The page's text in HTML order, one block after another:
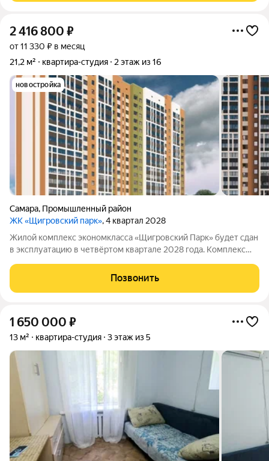
2 416 800 ₽
от 11 330 ₽ в месяц
21,2 м²
квартира-студия 2 этаж из 16
новостройка
Самара, Промышленный район
ЖК «Щигровский парк», 4 квартал 2028
Жилой комплекс экономкласса «Щигровский Парк» будет сдан
в эксплуатацию в четвёртом квартале 2028 года. Комплекс
На территории предусмотрены многоуровневый паркинг и
благоустроенное
Позвонить
1 650 000 ₽
13 м² квартира-студия 3 этаж из 5